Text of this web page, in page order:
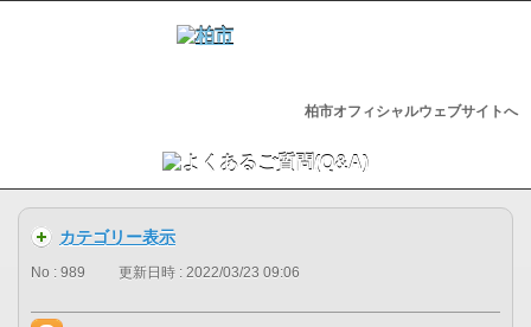
柏市オフィシャルウェブサイトへ
カテゴリー表示
No : 989 更新日時 : 2022/03/23 09:06